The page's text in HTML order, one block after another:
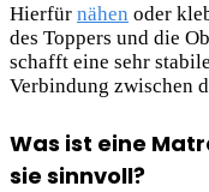
Hierfür nähen oder
des Toppers und die
schafft eine sehr
Verbindung zwischen
Was ist eine
sie sinnvoll?